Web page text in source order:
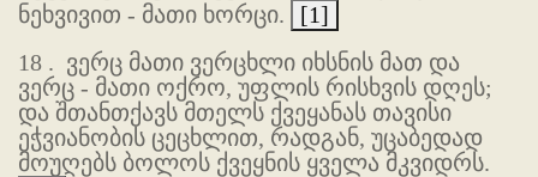
ნეხვივით - მათი ხორცი.
[1]
18 . ვერც მათი ვერცხლი იხსნის მათ და
ვერც - მათი ოქრო, უფლის რისხვის დღეს;
და შთანთქავს მთელს ქვეყანას თავისი
ეჭვიანობის ცეცხლით, რადგან, უცაბედად
მოუღებს ბოლოს ქვეყნის ყველა მკვიდრს.